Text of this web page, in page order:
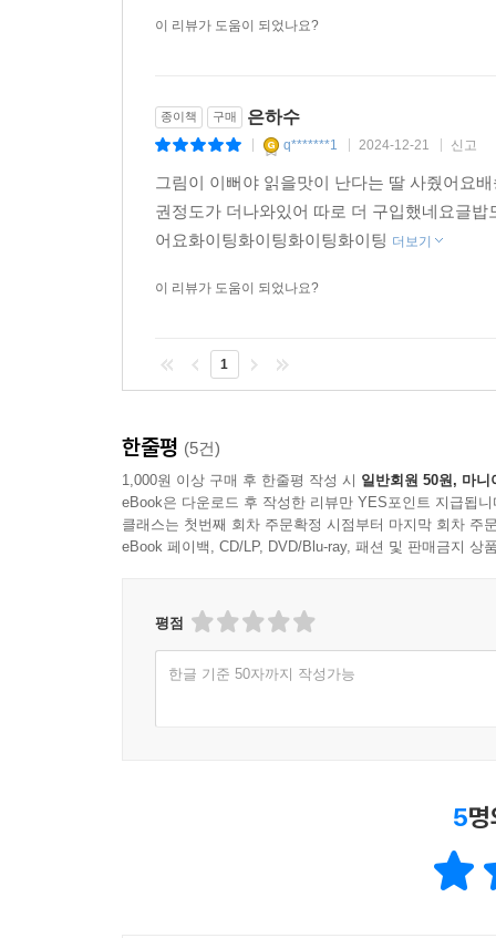
이 리뷰가 도움이 되었나요?
종이책 구매 은하수
q*******1 2024-12-21 신고
그림이 이뻐야 읽을맛이 난다는 딸 사줬어요
권정도가 더나와있어 따로 더 구입했네요글
어요화이팅화이팅화이팅화이팅 더보기
이 리뷰가 도움이 되었나요?
1
한줄평 (5건)
1,000원 이상 구매 후 한줄평 작성 시 일반회원 50원, 마니
eBook은 다운로드 후 작성한 리뷰만 YES포인트 지급됩니
클래스는 첫번째 회차 주문확정 시점부터 마지막 회차 주
eBook 페이백, CD/LP, DVD/Blu-ray, 패션 및 판매금지 상
평점
한글 기준 50자까지 작성가능
5